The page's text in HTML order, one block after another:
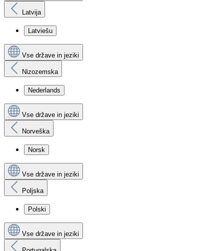
Latvija
Latviešu
Vse države in jeziki
Nizozemska
Nederlands
Vse države in jeziki
Norveška
Norsk
Vse države in jeziki
Poljska
Polski
Vse države in jeziki